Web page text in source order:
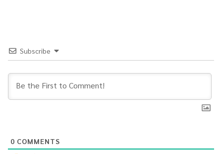
Subscribe
0 COMMENTS